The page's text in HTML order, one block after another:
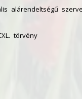
alárendeltségű
törvény